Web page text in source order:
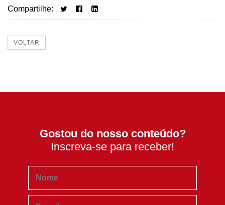
Compartilhe:
VOLTAR
Gostou do nosso conteúdo?
Inscreva-se para receber!